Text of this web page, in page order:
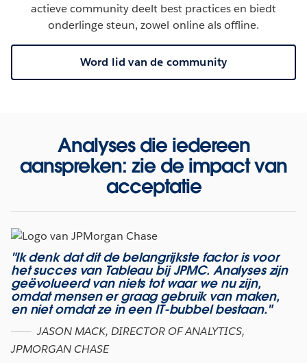
actieve community deelt best practices en biedt
onderlinge steun, zowel online als offline.
Word lid van de community
Analyses die iedereen
aanspreken: zie de impact van
acceptatie
"Ik denk dat dit de belangrijkste factor is voor
het succes van Tableau bij JPMC. Analyses zijn
geëvolueerd van niets tot waar we nu zijn,
omdat mensen er graag gebruik van maken,
en niet omdat ze in een IT-bubbel bestaan."
JASON MACK, DIRECTOR OF ANALYTICS,
JPMORGAN CHASE